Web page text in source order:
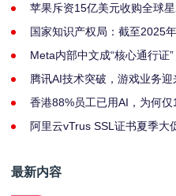
苹果斥资15亿美元收购全球星
国家知识产权局：截至2025
Meta内部中文成“核心通行证
腾讯AI技术突破，游戏业务迎
香港88%员工已用AI，为何仅
阿里云vTrus SSL证书夏季大
最新内容